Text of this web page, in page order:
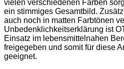
vielen verschiedenen Farben
ein stimmiges Gesamtbild.
auch noch in matten Farbtönen
Unbedenklichkeitserklärung ist
Einsatz im lebensmittelnahen
freigegeben und somit für diese
geeignet.